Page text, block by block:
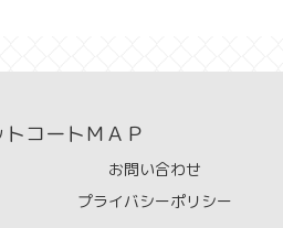
コートＭＡＰ
お問い合わせ
プライバシーポリシー